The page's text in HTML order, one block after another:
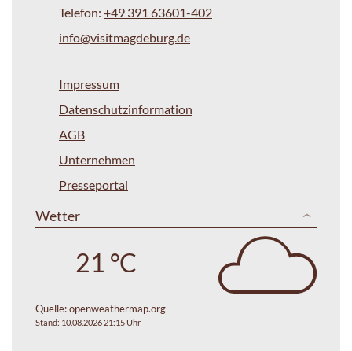
Telefon: +49 391 63601-402
info@visitmagdeburg.de
Impressum
Datenschutzinformation
AGB
Unternehmen
Presseportal
Wetter
21 °C
Quelle:openweathermap.org
Stand: 10.08.2026 21:15 Uhr